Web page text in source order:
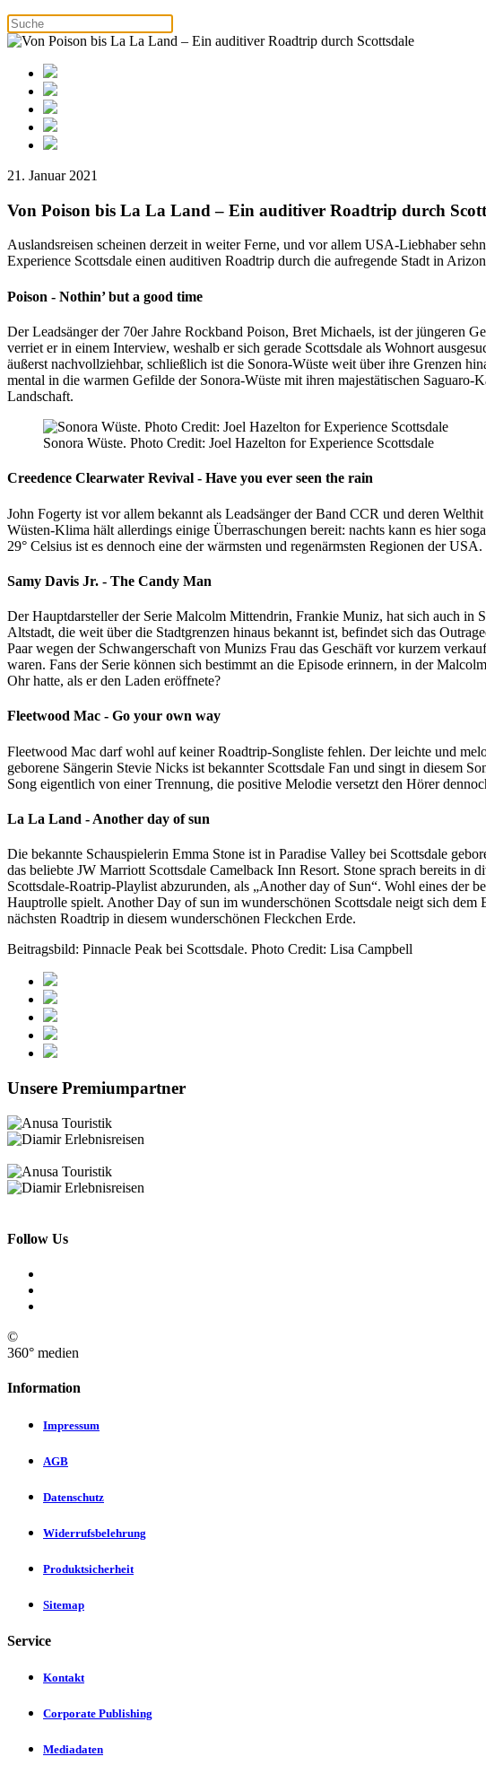
21. Januar 2021
Von Poison bis La La Land – Ein auditiver Roadtrip durch
Auslandsreisen scheinen derzeit in weiter Ferne, und vor allem USA-Liebhaber
Experience Scottsdale einen auditiven Roadtrip durch die aufregende Stadt in
Poison - Nothin’ but a good time
Der Leadsänger der 70er Jahre Rockband Poison, Bret Michaels, ist der jüngeren
verriet er in einem Interview, weshalb er sich gerade Scottsdale als Wohnort
äußerst nachvollziehbar, schließlich ist die Sonora-Wüste weit über ihre Grenzen
mental in die warmen Gefilde der Sonora-Wüste mit ihren majestätischen
Landschaft.
Sonora Wüste. Photo Credit: Joel Hazelton for Experience Scottsdale
Creedence Clearwater Revival - Have you ever seen the rain
John Fogerty ist vor allem bekannt als Leadsänger der Band CCR und deren
Wüsten-Klima hält allerdings einige Überraschungen bereit: nachts kann es hier
29° Celsius ist es dennoch eine der wärmsten und regenärmsten Regionen der USA.
Samy Davis Jr. - The Candy Man
Der Hauptdarsteller der Serie Malcolm Mittendrin, Frankie Muniz, hat sich auch in
Altstadt, die weit über die Stadtgrenzen hinaus bekannt ist, befindet sich das
Paar wegen der Schwangerschaft von Munizs Frau das Geschäft vor kurzem
waren. Fans der Serie können sich bestimmt an die Episode erinnern, in der
Ohr hatte, als er den Laden eröffnete?
Fleetwood Mac - Go your own way
Fleetwood Mac darf wohl auf keiner Roadtrip-Songliste fehlen. Der leichte und
geborene Sängerin Stevie Nicks ist bekannter Scottsdale Fan und singt in diesem
Song eigentlich von einer Trennung, die positive Melodie versetzt den Hörer
La La Land - Another day of sun
Die bekannte Schauspielerin Emma Stone ist in Paradise Valley bei Scottsdale
das beliebte JW Marriott Scottsdale Camelback Inn Resort. Stone sprach bereits in
Scottsdale-Roatrip-Playlist abzurunden, als „Another day of Sun“. Wohl eines der
Hauptrolle spielt. Another Day of sun im wunderschönen Scottsdale neigt sich
nächsten Roadtrip in diesem wunderschönen Fleckchen Erde.
Beitragsbild: Pinnacle Peak bei Scottsdale. Photo Credit: Lisa Campbell
Unsere Premiumpartner
Follow Us
©
360° medien
Information
Impressum
AGB
Datenschutz
Widerrufsbelehrung
Produktsicherheit
Sitemap
Service
Kontakt
Corporate Publishing
Mediadaten